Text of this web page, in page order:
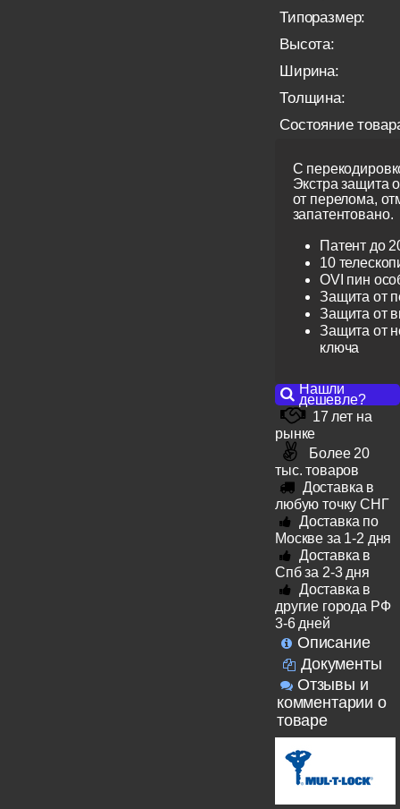
Типоразмер:
Высота:
Ширина:
Толщина:
Состояние
С
Экстра защита
от перелома,
запатентовано.
Патент до
10
OVI пин
Защита от
Защита от
Защита от
ключа
Нашли
дешевле?
17 лет на
рынке
Более 20
тыс. товаров
Доставка в
любую точку СНГ
Доставка по
Москве за 1-2 дня
Доставка в
Спб за 2-3 дня
Доставка в
другие города РФ
3-6 дней
Описание
Документы
Отзывы и
комментарии о
товаре